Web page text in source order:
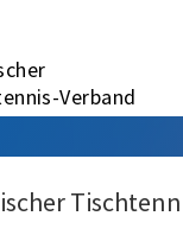
Verband